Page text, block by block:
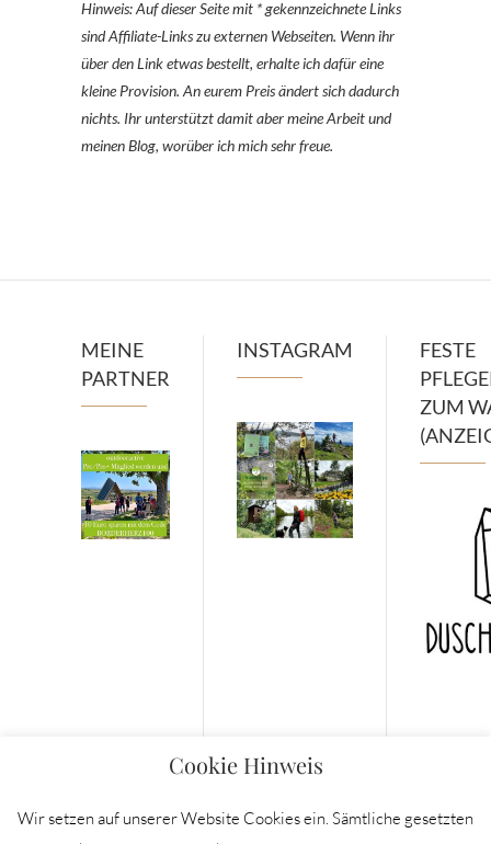
Hinweis: Auf dieser Seite mit * gekennzeichnete Links
sind Affiliate-Links zu externen Webseiten. Wenn ihr
über den Link etwas bestellt, erhalte ich dafür eine
kleine Provision. An eurem Preis ändert sich dadurch
nichts. Ihr unterstützt damit aber meine Arbeit und
meinen Blog, worüber ich mich sehr freue.
MEINE
PARTNER
INSTAGRAM
FESTE
ZUM
Cookie Hinweis
Wir setzen auf unserer Website Cookies ein. Sämtliche gesetzten